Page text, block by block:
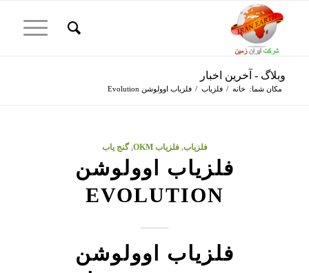
وبلاگ - آخرین اخبار
مکان شما: خانه / فلزیاب / فلزیاب اوولوشن Evolution
فلزیاب,فلزیاب OKM ,گنج یاب
فلزیاب اوولوشن
EVOLUTION
فلزیاب اوولوشن